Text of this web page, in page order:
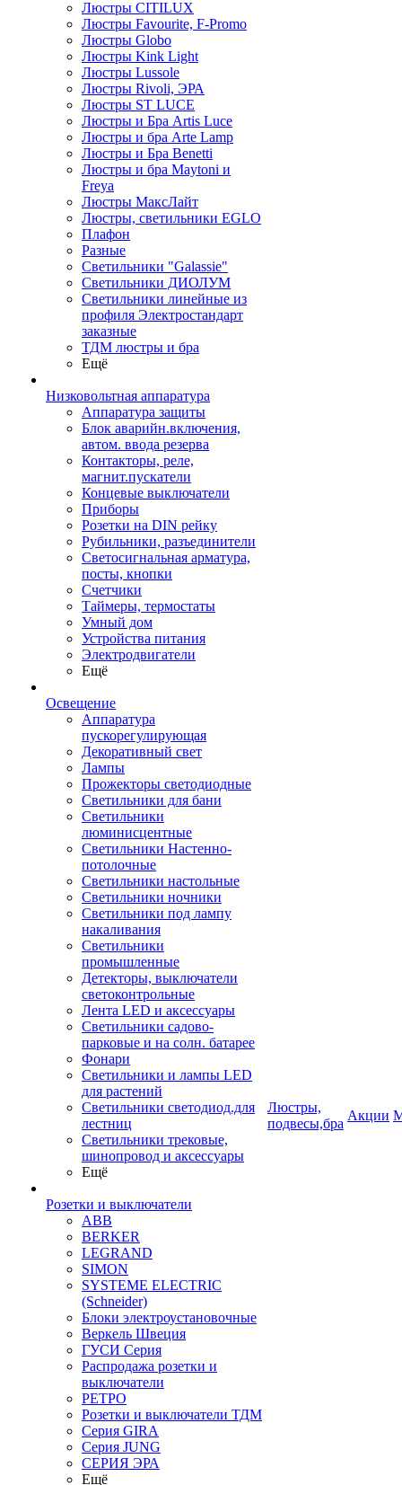
Люстры CITILUX
Люстры Favourite, F-Promo
Люстры Globo
Люстры Kink Light
Люстры Lussole
Люстры Rivoli, ЭРА
Люстры ST LUCE
Люстры и Бра Artis Luce
Люстры и бра Arte Lamp
Люстры и Бра Benetti
Люстры и бра Maytoni и
Freya
Люстры МаксЛайт
Люстры, светильники EGLO
Плафон
Разные
Светильники "Galassie"
Светильники ДИОЛУМ
Светильники линейные из
профиля Электростандарт
заказные
ТДМ люстры и бра
Ещё
Низковольтная аппаратура
Аппаратура защиты
Блок аварийн.включения,
автом. ввода резерва
Контакторы, реле,
магнит.пускатели
Концевые выключатели
Приборы
Розетки на DIN рейку
Рубильники, разъединители
Светосигнальная арматура,
посты, кнопки
Счетчики
Таймеры, термостаты
Умный дом
Устройства питания
Электродвигатели
Ещё
Освещение
Аппаратура
пускорегулирующая
Декоративный свет
Лампы
Прожекторы светодиодные
Светильники для бани
Светильники
люминисцентные
Светильники Настенно-
потолочные
Светильники настольные
Светильники ночники
Светильники под лампу
накаливания
Светильники
промышленные
Детекторы, выключатели
светоконтрольные
Лента LED и аксессуары
Светильники садово-
парковые и на солн. батарее
Фонари
Светильники и лампы LED
для растений
Светильники светодиод.для
лестниц
Светильники трековые,
шинопровод и аксессуары
Ещё
Розетки и выключатели
ABB
BERKER
LEGRAND
SIMON
SYSTEME ELECTRIC
(Schneider)
Блоки электроустановочные
Веркель Швеция
ГУСИ Серия
Распродажа розетки и
выключатели
РЕТРО
Розетки и выключатели ТДМ
Серия GIRA
Серия JUNG
СЕРИЯ ЭРА
Ещё
Люстры,
подвесы,бра
Акции